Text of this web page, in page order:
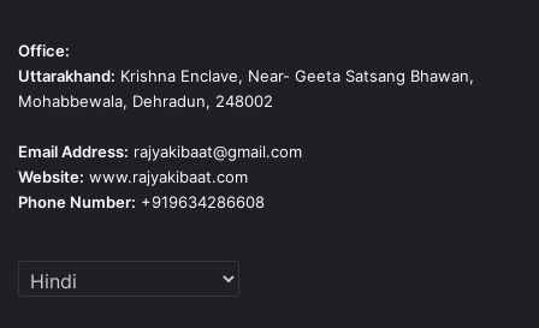
Office:
Uttarakhand: Krishna Enclave, Near- Geeta Satsang Bhawan,
Mohabbewala, Dehradun, 248002
Email Address: rajyakibaat@gmail.com
Website: www.rajyakibaat.com
Phone Number: +919634286608